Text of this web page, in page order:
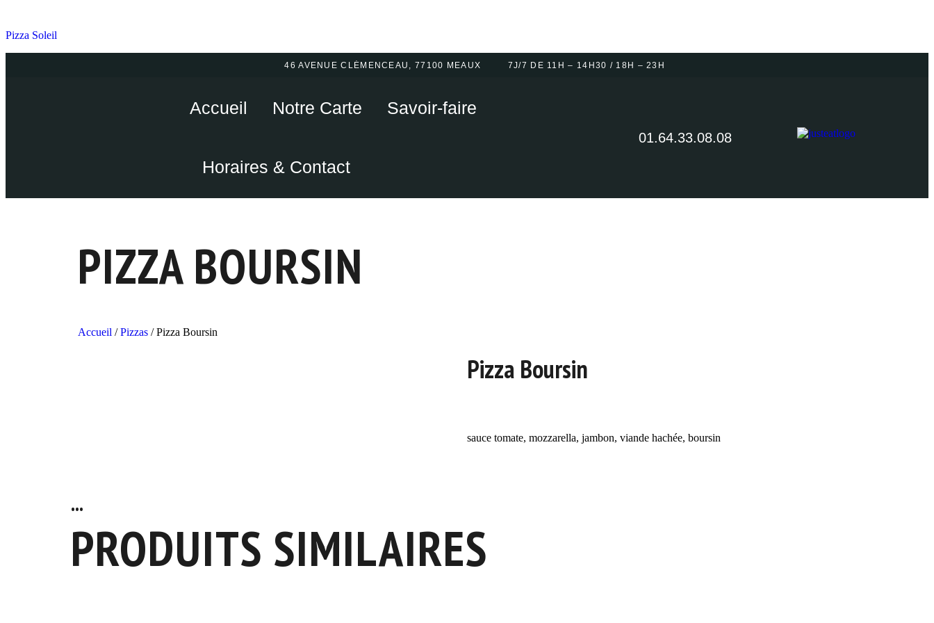
Pizza Soleil
46 AVENUE CLÉMENCEAU, 77100 MEAUX 7J/7 DE 11H – 14H30 / 18H – 23H
Accueil Notre Carte Savoir-faire
Horaires & Contact
01.64.33.08.08
PIZZA BOURSIN
Accueil /Pizzas /Pizza Boursin
Pizza Boursin
sauce tomate, mozzarella, jambon, viande hachée, boursin
...
PRODUITS SIMILAIRES